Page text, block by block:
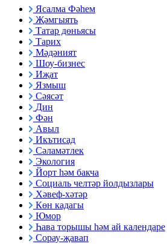
Ясалма Фәһем
Җәмгыять
Татар дөньясы
Тарих
Мәдәният
Шоу-бизнес
Иҗат
Язмыш
Сәясәт
Дин
Фән
Авыл
Икътисад
Сәламәтлек
Экология
Йорт һәм бакча
Социаль челтәр йолдызлары
Хәвеф-хәтәр
Көн кадагы
Юмор
Һава торышы һәм ай календаре
Сорау-җавап